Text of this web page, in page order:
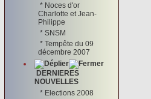
* Noces d'or
Charlotte et Jean-
Philippe
* SNSM
* Tempête du 09
décembre 2007
DERNIERES
NOUVELLES
* Elections 2008